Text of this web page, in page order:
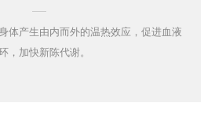
体产生由内而外的温热效应，促进血液
，加快新陈代谢。